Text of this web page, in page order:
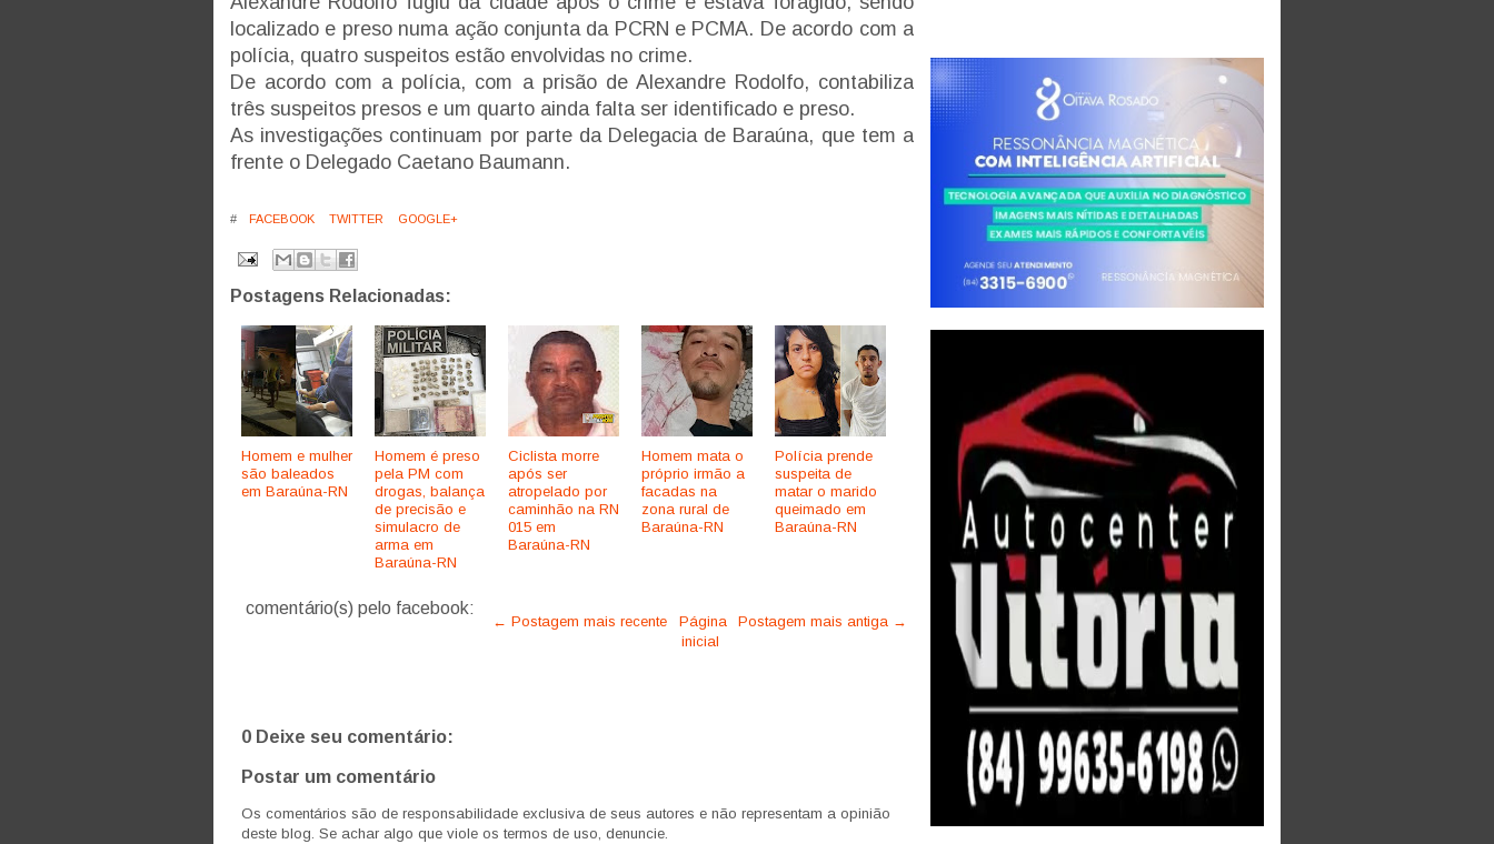
localizado e preso numa ação conjunta da PCRN e PCMA. De acordo com a
polícia, quatro suspeitos estão envolvidas no crime.
De acordo com a polícia, com a prisão de Alexandre Rodolfo, contabiliza
três suspeitos presos e um quarto ainda falta ser identificado e preso.
As investigações continuam por parte da Delegacia de Baraúna, que tem a
frente o Delegado Caetano Baumann.
# FACEBOOK TWITTER GOOGLE+
Postagens Relacionadas:
Homem e mulher
são baleados
em Baraúna-RN
Homem é preso
pela PM com
drogas, balança
de precisão e
simulacro de
arma em
Baraúna-RN
Ciclista morre
após ser
atropelado por
caminhão na RN
015 em
Baraúna-RN
Homem mata o
próprio irmão a
facadas na
zona rural de
Baraúna-RN
Polícia prende
suspeita de
matar o marido
queimado em
Baraúna-RN
comentário(s) pelo facebook:
← Postagem mais recente Postagem mais antiga →
Página
inicial
0 Deixe seu comentário:
Postar um comentário
Os comentários são de responsabilidade exclusiva de seus autores e não representam a opinião
deste blog. Se achar algo que viole os termos de uso, denuncie.